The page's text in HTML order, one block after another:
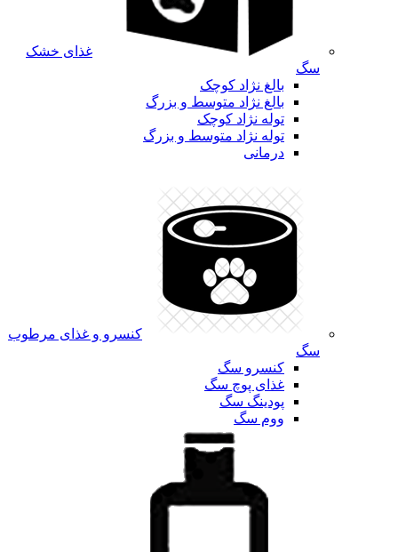
غذای خشک
سگ
بالغ نژاد کوچک
بالغ نژاد متوسط و بزرگ
توله نژاد کوچک
توله نژاد متوسط و بزرگ
درمانی
کنسرو و غذای مرطوب
سگ
کنسرو سگ
غذای پوچ سگ
پودینگ سگ
ووم سگ